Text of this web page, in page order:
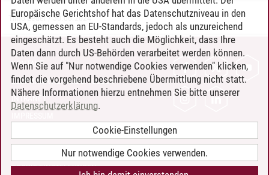
Timo Leder/30.06.2024
KONTAKT
LEUPHANA ALS ARBEITGEBER
INTRANET
BARRIEREFREIHEIT
COOKIE-EINSTELLUNGEN
Europäische Gerichtshof hat das Datenschutzniveau in den
USA, gemessen an EU-Standards, jedoch als unzureichend
eingeschätzt. Es besteht auch die Möglichkeit, dass Ihre
Daten dann durch US-Behörden verarbeitet werden können.
Wenn Sie auf "Nur notwendige Cookies verwenden" klicken,
findet die vorgehend beschriebene Übermittlung nicht statt.
Nähere Informationen hierzu entnehmen Sie bitte unserer
Datenschutzerklärung.
Cookie-Einstellungen
Nur notwendige Cookies verwenden.